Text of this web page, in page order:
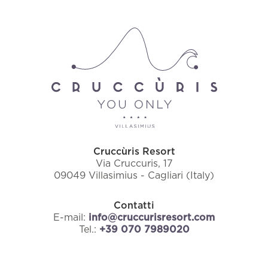
Cruccùris Resort
Via Cruccuris, 17
09049 Villasimius - Cagliari (Italy)
Contatti
E-mail: info@cruccurisresort.com
Tel.: +39 070 7989020